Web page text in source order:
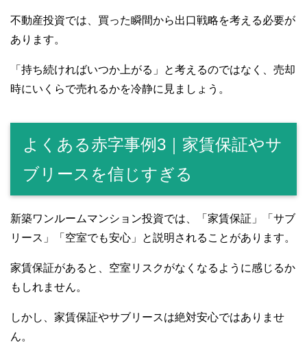
不動産投資では、買った瞬間から出口戦略を考える必要が
あります。
「持ち続ければいつか上がる」と考えるのではなく、売却
時にいくらで売れるかを冷静に見ましょう。
よくある赤字事例3｜家賃保証やサ
ブリースを信じすぎる
新築ワンルームマンション投資では、「家賃保証」「サブ
リース」「空室でも安心」と説明されることがあります。
家賃保証があると、空室リスクがなくなるように感じるか
もしれません。
しかし、家賃保証やサブリースは絶対安心ではありませ
ん。